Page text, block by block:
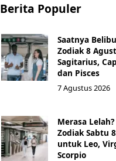
Berita Populer
Saatnya
Zodiak 8
Sagitarius,
dan Pisces
7 Agustus 2026
Merasa
Zodiak Sabtu
untuk Leo,
Scorpio